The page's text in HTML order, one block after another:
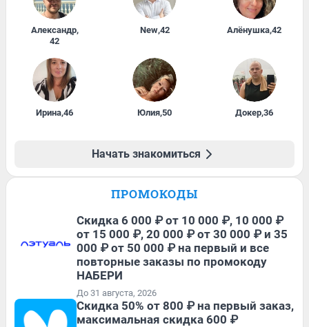
Александр,
42
New,42 Алёнушка,42
Ирина,46 Юлия,50 Докер,36
Начать знакомиться
ПРОМОКОДЫ
Скидка 6 000 ₽ от 10 000 ₽, 10 000 ₽
от 15 000 ₽, 20 000 ₽ от 30 000 ₽ и 35
000 ₽ от 50 000 ₽ на первый и все
повторные заказы по промокоду
НАБЕРИ
До 31 августа, 2026
Скидка 50% от 800 ₽ на первый заказ,
максимальная скидка 600 ₽